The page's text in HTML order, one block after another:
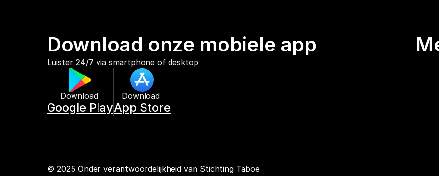
Download onze mobiele app
Luister 24/7 via smartphone of desktop
Download
Google Play
Download
App Store
© 2025 Onder verantwoordelijkheid van Stichting Taboe